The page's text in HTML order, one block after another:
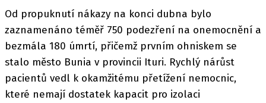
Od propuknutí nákazy na konci dubna bylo
zaznamenáno téměř 750 podezření na onemocnění a
bezmála 180 úmrtí, přičemž prvním ohniskem se
stalo město Bunia v provincii Ituri. Rychlý nárůst
pacientů vedl k okamžitému přetížení nemocnic,
které nemají dostatek kapacit pro izolaci